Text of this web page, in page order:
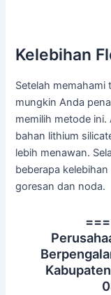
Kelebihan
Setelah
mungkin Anda
memilih metode ini.
bahan lithium
lebih menawan.
beberapa
goresan dan noda.